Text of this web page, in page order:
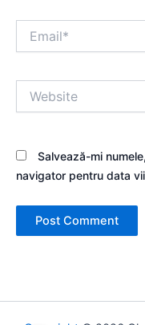
Salvează-mi
navigator pentru data